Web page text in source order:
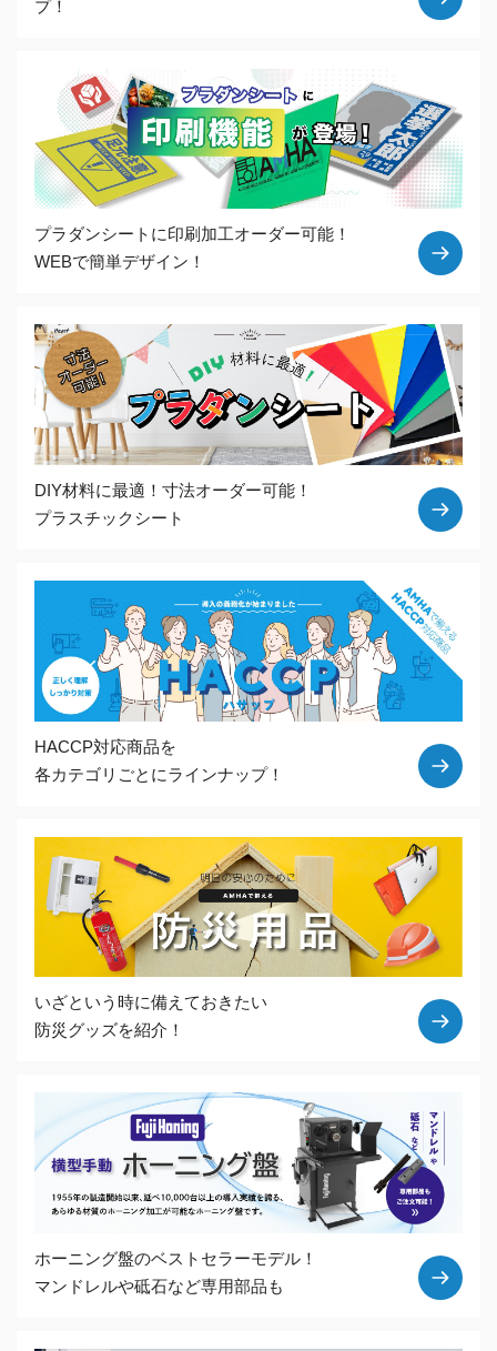
プ！
プラダンシートに印刷加工オーダー可能！
WEBで簡単デザイン！
DIY材料に最適！寸法オーダー可能！
プラスチックシート
HACCP対応商品を
各カテゴリごとにラインナップ！
いざという時に備えておきたい
防災グッズを紹介！
ホーニング盤のベストセラーモデル！
マンドレルや砥石など専用部品も